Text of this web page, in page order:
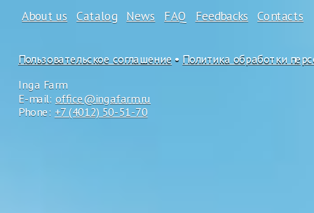
About us Catalog News FAQ Feedbacks Contacts
Пользовательское соглашение • Политика обработки
Inga Farm
E-mail: office@ingafarm.ru
Phone: +7 (4012) 50-51-70